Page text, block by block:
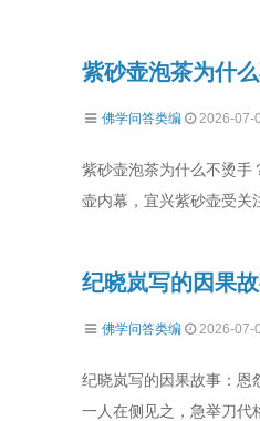
紫砂壶泡茶为什
佛学问答类编 2026-07-
紫砂壶泡茶为什么不烫手
壶内幕，宜兴紫砂壶受关
纪晓岚写的因果
佛学问答类编 2026-07-
纪晓岚写的因果故事：恩
一人在侧见之，急举刀代